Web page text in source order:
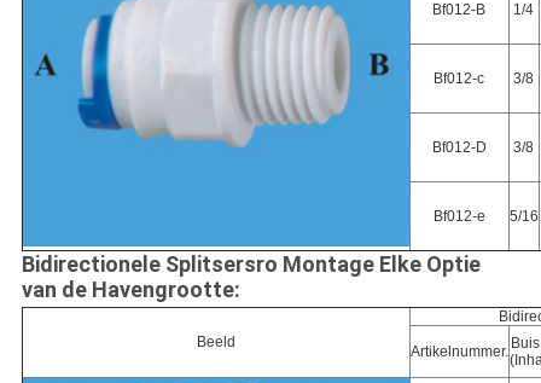
Bf012-B 1/4
Bf012-c 3/8
Bf012-D 3/8
Bf012-e 5/16
Bidirectionele Splitsersro Montage Elke Optie
van de Havengrootte:
Beeld
Artikelnummer.